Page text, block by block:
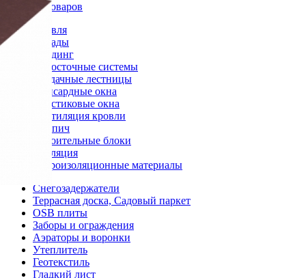
Каталог товаров
Кровля
Фасады
Сайдинг
Водосточные системы
Чердачные лестницы
Мансардные окна
Пластиковые окна
Вентиляция кровли
Кирпич
Строительные блоки
Изоляция
Гидроизоляционные материалы
Снегозадержатели
Террасная доска, Садовый паркет
OSB плиты
Заборы и ограждения
Аэраторы и воронки
Утеплитель
Геотекстиль
Гладкий лист